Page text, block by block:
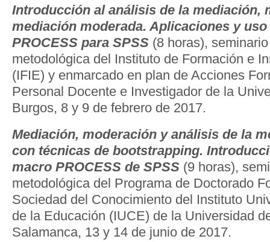
Introducción al análisis de la mediación,
mediación moderada. Aplicaciones y
PROCESS para SPSS (8 horas),
metodológica del Instituto de Formación e
(IFIE) y enmarcado en plan de Acciones
Personal Docente e Investigador de la
Burgos, 8 y 9 de febrero de 2017.
Mediación, moderación y análisis de la
con técnicas de bootstrapping.
macro PROCESS de SPSS (9 horas),
metodológica del Programa de Doctorado
Sociedad del Conocimiento del Instituto
de la Educación (IUCE) de la Universidad
Salamanca, 13 y 14 de junio de 2017.